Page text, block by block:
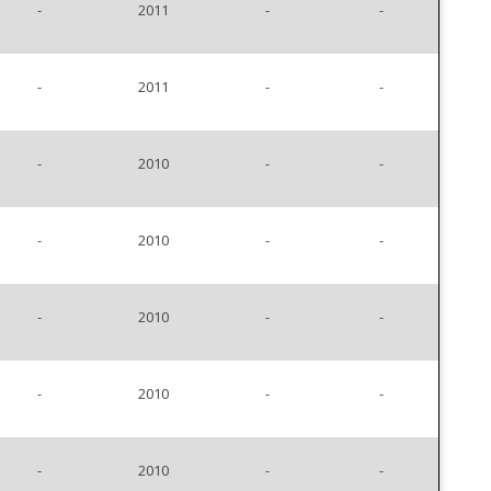
- 2011 - -
- 2011 - -
- 2010 - -
- 2010 - -
- 2010 - -
- 2010 - -
- 2010 - -